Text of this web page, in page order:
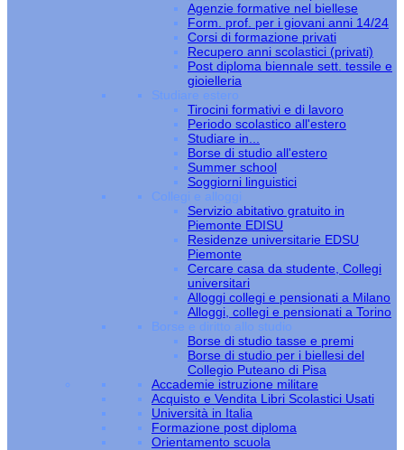
Agenzie formative nel biellese
Form. prof. per i giovani anni 14/24
Corsi di formazione privati
Recupero anni scolastici (privati)
Post diploma biennale sett. tessile e
gioielleria
Studiare estero
Tirocini formativi e di lavoro
Periodo scolastico all'estero
Studiare in...
Borse di studio all'estero
Summer school
Soggiorni linguistici
Collegi e alloggi
Servizio abitativo gratuito in
Piemonte EDISU
Residenze universitarie EDSU
Piemonte
Cercare casa da studente, Collegi
universitari
Alloggi collegi e pensionati a Milano
Alloggi, collegi e pensionati a Torino
Borse e diritto allo studio
Borse di studio tasse e premi
Borse di studio per i biellesi del
Collegio Puteano di Pisa
Accademie istruzione militare
Acquisto e Vendita Libri Scolastici Usati
Università in Italia
Formazione post diploma
Orientamento scuola